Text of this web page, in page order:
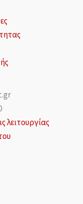
λειτουργίας